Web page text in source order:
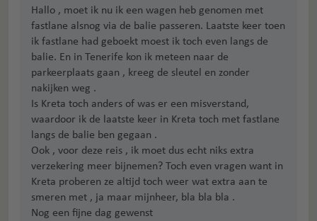
Hallo , moet ik nu ik een wagen heb genomen met
fastlane alsnog via de balie passeren. Laatste keer toen
ik fastlane had geboekt moest ik toch even langs de
balie. En in Tenerife kon ik meteen naar de
parkeerplaats gaan , kreeg de sleutel en zonder
nakijken weg .
Is Kreta toch anders of was er een misverstand,
waardoor ik de laatste keer in Kreta toch met fastlane
langs de balie ben gegaan .
Ook , voor deze reis , ik moet dus echt niks extra
verzekering meer bijnemen? Toch even vragen want in
Kreta proberen ze altijd toch weer wat extra aan te
smeren met , ja maar mijnheer, bla bla bla .
Nog een fijne dag gewenst